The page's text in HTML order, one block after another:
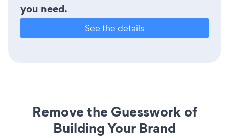
you need.
See the details
Remove the Guesswork of
Building Your Brand